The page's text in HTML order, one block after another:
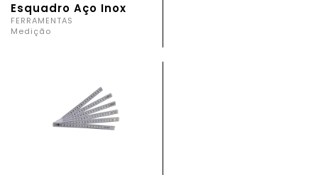
Esquadro Aço Inox
FERRAMENTAS
Medição